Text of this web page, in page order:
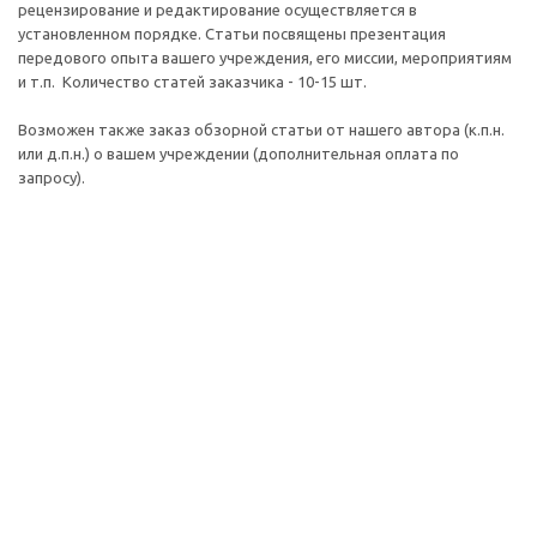
рецензирование и редактирование осуществляется в
установленном порядке. Статьи посвящены презентация
передового опыта вашего учреждения, его миссии, мероприятиям
и т.п. Количество статей заказчика - 10-15 шт.
Возможен также заказ обзорной статьи от нашего автора (к.п.н.
или д.п.н.) о вашем учреждении (дополнительная оплата по
запросу).